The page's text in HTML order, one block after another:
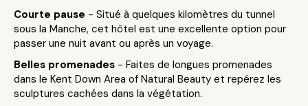
Courte pause - Situé à quelques kilomètres du tunnel
sous la Manche, cet hôtel est une excellente option pour
passer une nuit avant ou après un voyage.
Belles promenades - Faites de longues promenades
dans le Kent Down Area of Natural Beauty et repérez les
sculptures cachées dans la végétation.